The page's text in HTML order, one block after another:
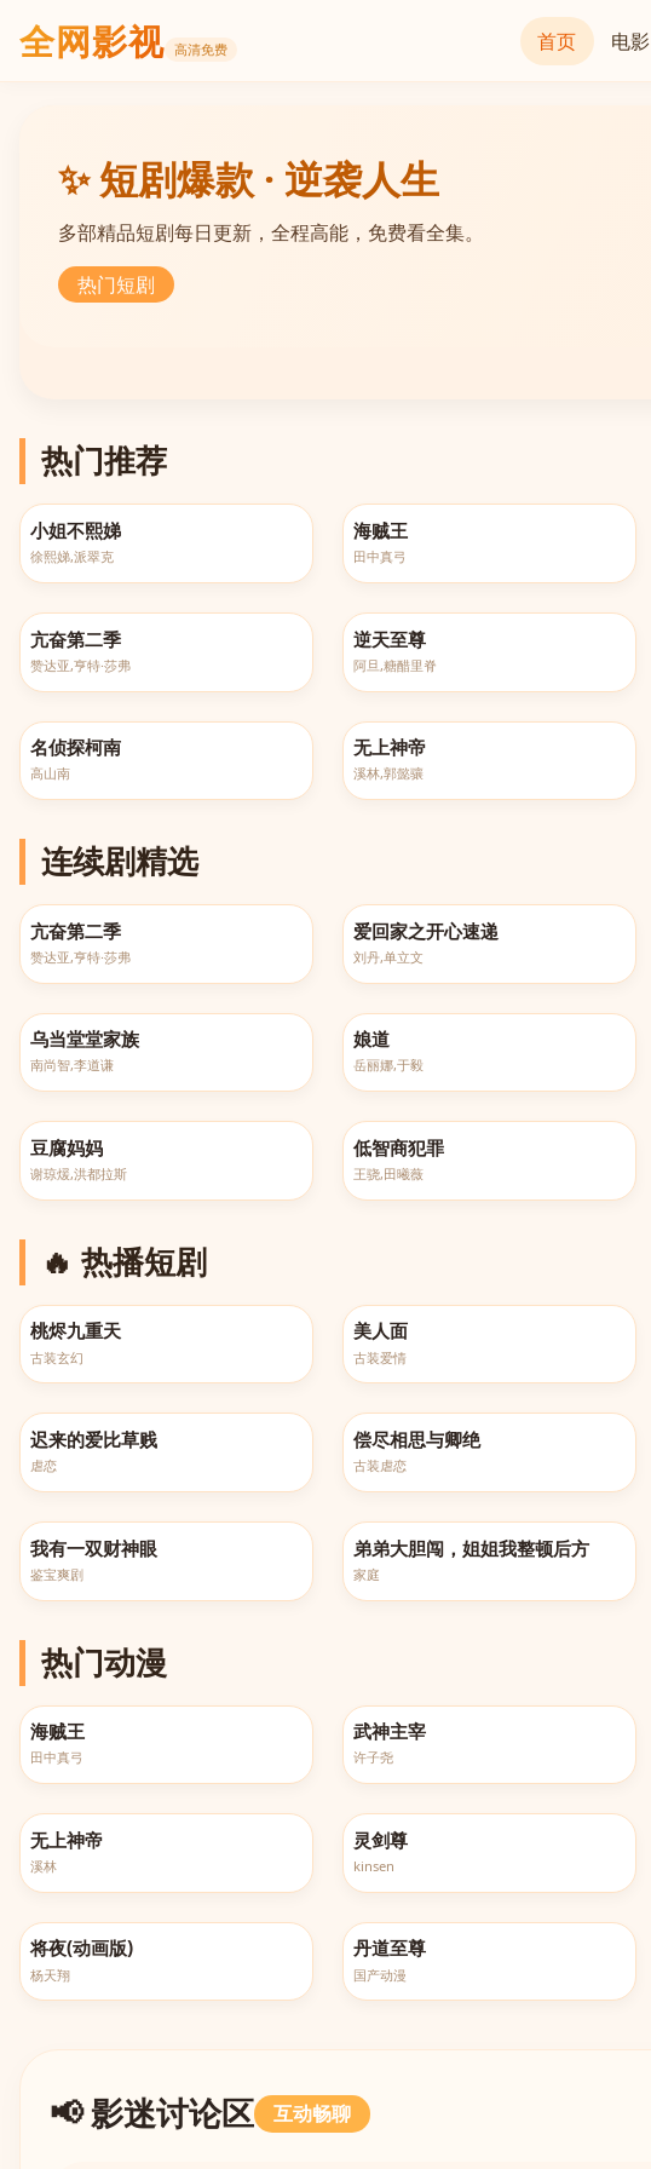
全网影视 高清免费 首页 电影
✨ 短剧爆款 · 逆袭人生
多部精品短剧每日更新，全程高能，免费看全集。
热门短剧
热门推荐
更新至20260521
小姐不熙娣
徐熙娣,派翠克
海贼王
田中真弓
亢奋第二季
赞达亚,亨特·莎弗
逆天至尊
阿旦,糖醋里脊
更新至第1260集
名侦探柯南
高山南
更新至第607集
无上神帝
溪林,郭懿骧
连续剧精选
已完结
亢奋第二季
赞达亚,亨特·莎弗
爱回家之开心速递
刘丹,单立文
全131集
乌当堂堂家族
南尚智,李道谦
已完结
娘道
岳丽娜,于毅
豆腐妈妈
谢琼煖,洪都拉斯
低智商犯罪
王骁,田曦薇
🔥 热播短剧
桃烬九重天
古装玄幻
美人面
古装爱情
迟来的爱比草贱
虐恋
偿尽相思与卿绝
古装虐恋
我有一双财神眼
鉴宝爽剧
弟弟大胆闯，姐姐我整顿后方
家庭
热门动漫
更新至第1162集
海贼王
田中真弓
武神主宰
许子尧
无上神帝
溪林
灵剑尊
kinsen
更新至第6集
将夜(动画版)
杨天翔
更新至第176集
丹道至尊
国产动漫
📢 影迷讨论区 互动畅聊